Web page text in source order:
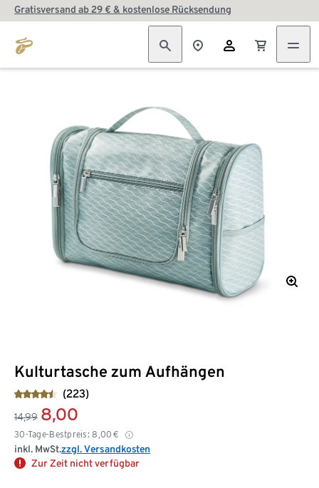
Gratisversand ab 29 € & kostenlose Rücksendung
Kulturtasche zum Aufhängen
(223)
14,99 8,00
30-Tage-Bestpreis: 8,00 €
inkl. MwSt.zzgl. Versandkosten
Zur Zeit nicht verfügbar